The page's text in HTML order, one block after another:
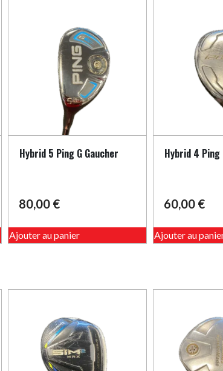
produit
Hybrid 5 Ping G Gaucher
80,00 €
Ajouter au panier
Hybrid 4 Ping
60,00 €
Ajouter au